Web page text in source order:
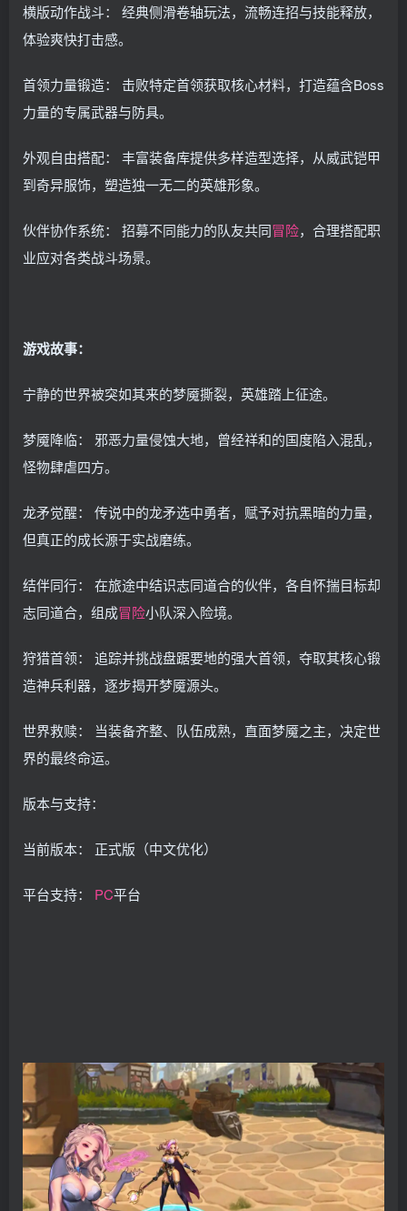
横版动作战斗： 经典侧滑卷轴玩法，流畅连招与技能释放，
体验爽快打击感。
首领力量锻造： 击败特定首领获取核心材料，打造蕴含Boss
力量的专属武器与防具。
外观自由搭配： 丰富装备库提供多样造型选择，从威武铠甲
到奇异服饰，塑造独一无二的英雄形象。
伙伴协作系统： 招募不同能力的队友共同冒险，合理搭配职
业应对各类战斗场景。
游戏故事：
宁静的世界被突如其来的梦魇撕裂，英雄踏上征途。
梦魇降临： 邪恶力量侵蚀大地，曾经祥和的国度陷入混乱，
怪物肆虐四方。
龙矛觉醒： 传说中的龙矛选中勇者，赋予对抗黑暗的力量，
但真正的成长源于实战磨练。
结伴同行： 在旅途中结识志同道合的伙伴，各自怀揣目标却
志同道合，组成冒险小队深入险境。
狩猎首领： 追踪并挑战盘踞要地的强大首领，夺取其核心锻
造神兵利器，逐步揭开梦魇源头。
世界救赎： 当装备齐整、队伍成熟，直面梦魇之主，决定世
界的最终命运。
版本与支持：
当前版本： 正式版（中文优化）
平台支持： PC平台